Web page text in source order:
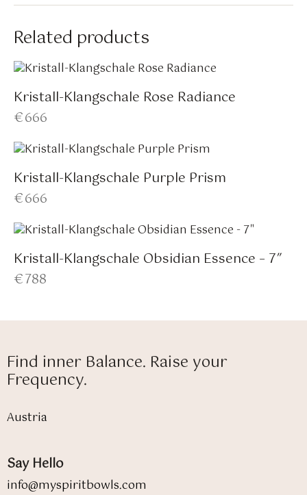
Related products
Kristall-Klangschale Rose Radiance
€666
Kristall-Klangschale Purple Prism
€666
Kristall-Klangschale Obsidian Essence – 7″
€788
Find inner Balance. Raise your
Frequency.
Austria
Say Hello
info@myspiritbowls.com